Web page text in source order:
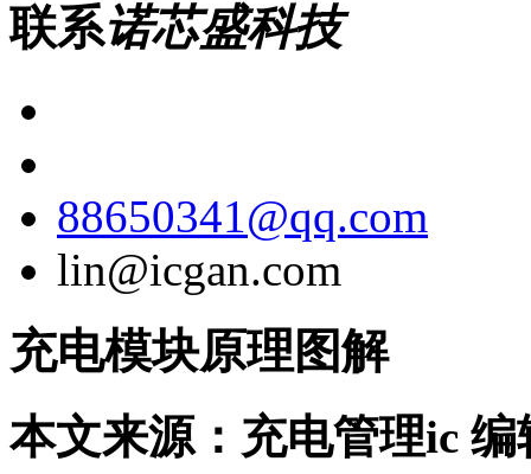
联系诺芯盛科技
88650341@qq.com
lin@icgan.com
充电模块原理图解
本文来源：充电管理ic